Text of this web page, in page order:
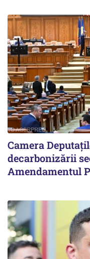
Camera
decarbonizării
Amendamentul